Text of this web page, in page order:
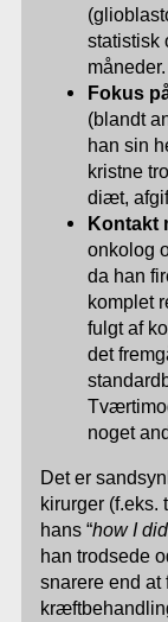
statistisk
Fokus
(blandt
han sin
kristne
diæt,
Kontakt
onkolog
da han
komplet
fulgt af
det
noget
Det er
kirurger (f.eks.
hans “how I
han trodsede
snarere end